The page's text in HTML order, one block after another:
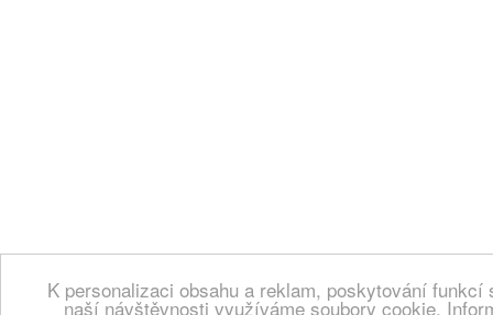
K personalizaci obsahu a reklam, poskytování
naší návštěvnosti využíváme soubory cookie.